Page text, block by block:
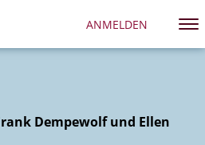
ANMELDEN
Dempewolf und Ellen